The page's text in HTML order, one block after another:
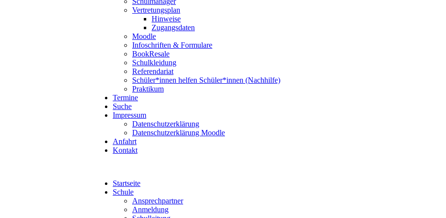
Vertretungsplan
Hinweise
Zugangsdaten
Moodle
Infoschriften & Formulare
BookResale
Schulkleidung
Referendariat
Schüler*innen helfen Schüler*innen (Nachhilfe)
Praktikum
Termine
Suche
Impressum
Datenschutzerklärung
Datenschutzerklärung Moodle
Anfahrt
Kontakt
Startseite
Schule
Ansprechpartner
Anmeldung